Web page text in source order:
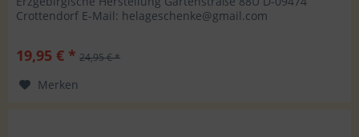
Crottendorf E-Mail: helageschenke@gmail.com
19,95 € * 24,95 € *
Merken